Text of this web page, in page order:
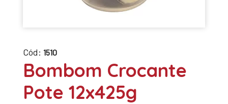
Cód: 1510
Bombom Crocante
Pote 12x425g